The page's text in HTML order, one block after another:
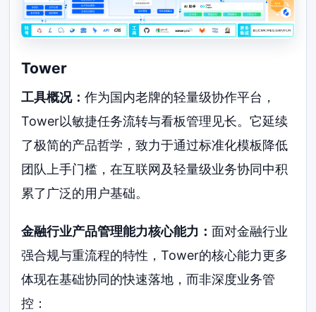
Tower
工具概况：作为国内老牌的轻量级协作平台，
Tower以敏捷任务流转与看板管理见长。它延续
了极简的产品哲学，致力于通过标准化模板降低
团队上手门槛，在互联网及轻量级业务协同中积
累了广泛的用户基础。
金融行业产品管理能力核心能力：面对金融行业
强合规与重流程的特性，Tower的核心能力更多
体现在基础协同的快速落地，而非深度业务管
控：